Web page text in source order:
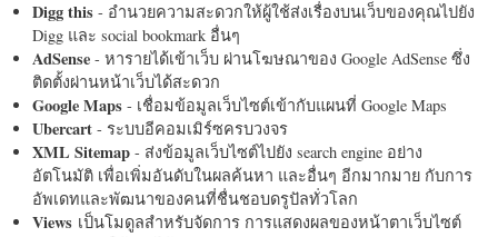
Digg this - อำนวยความสะดวกให้ผู้ใช้ส่งเรื่องบนเว็บของคุณไปยัง
Digg และ social bookmark อื่นๆ
AdSense - หารายได้เข้าเว็บ ผ่านโฆษณาของ Google AdSense ซึ่ง
ติดตั้งผ่านหน้าเว็บได้สะดวก
Google Maps - เชื่อมข้อมูลเว็บไซต์เข้ากับแผนที่ Google Maps
Ubercart - ระบบอีคอมเมิร์ซครบวงจร
XML Sitemap - ส่งข้อมูลเว็บไซต์ไปยัง search engine อย่าง
อัตโนมัติ เพื่อเพิ่มอันดับในผลค้นหา และอื่นๆ อีกมากมาย กับการ
อัพเดทและพัฒนาของคนที่ชื่นชอบดรูปัลทั่วโลก
Views เป็นโมดูลสำหรับจัดการ การแสดงผลของหน้าตาเว็บไซต์